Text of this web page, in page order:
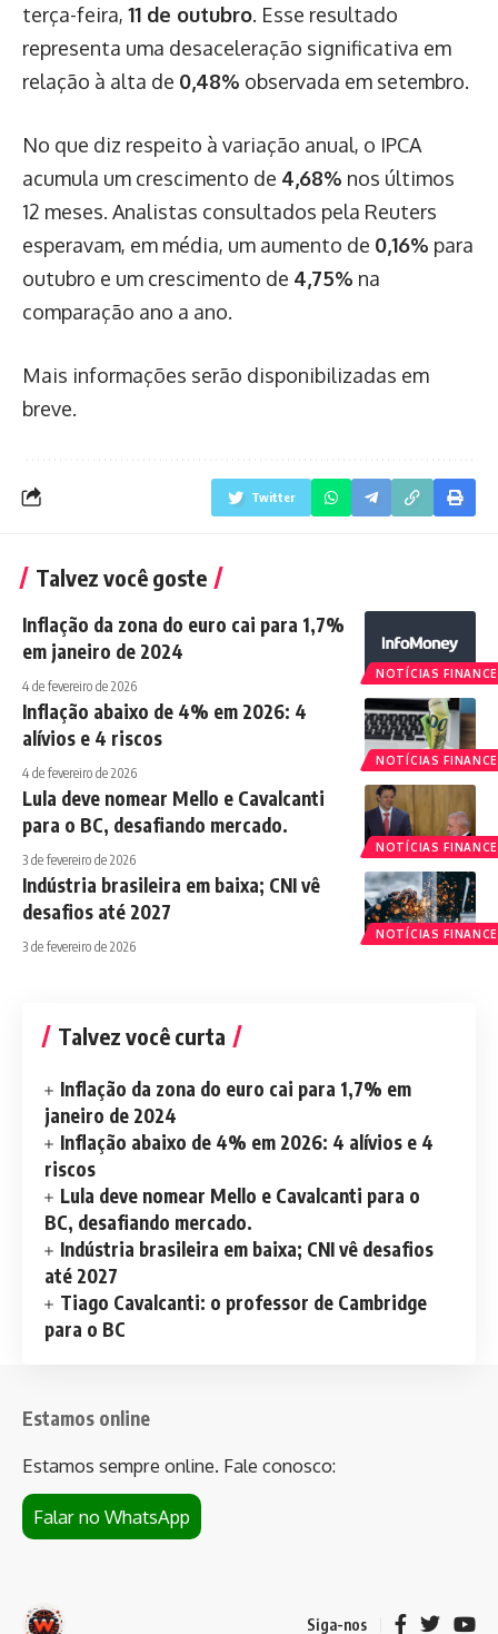
terça-feira, 11 de outubro. Esse resultado
representa uma desaceleração significativa em
relação à alta de 0,48% observada em setembro.
No que diz respeito à variação anual, o IPCA
acumula um crescimento de 4,68% nos últimos
12 meses. Analistas consultados pela Reuters
esperavam, em média, um aumento de 0,16% para
outubro e um crescimento de 4,75% na
comparação ano a ano.
Mais informações serão disponibilizadas em
breve.
Twitter
Talvez você goste
NOTÍCIAS
Inflação da zona do euro cai para 1,7%
em janeiro de 2024
4 de fevereiro de 2026
NOTÍCIAS
Inflação abaixo de 4% em 2026: 4
alívios e 4 riscos
4 de fevereiro de 2026
NOTÍCIAS
Lula deve nomear Mello e Cavalcanti
para o BC, desafiando mercado.
3 de fevereiro de 2026
NOTÍCIAS
Indústria brasileira em baixa; CNI vê
desafios até 2027
3 de fevereiro de 2026
Talvez você curta
Inflação da zona do euro cai para 1,7% em
janeiro de 2024
Inflação abaixo de 4% em 2026: 4 alívios e 4
riscos
Lula deve nomear Mello e Cavalcanti para o
BC, desafiando mercado.
Indústria brasileira em baixa; CNI vê desafios
até 2027
Tiago Cavalcanti: o professor de Cambridge
para o BC
Estamos online
Estamos sempre online. Fale conosco:
Falar no WhatsApp
Siga-nos